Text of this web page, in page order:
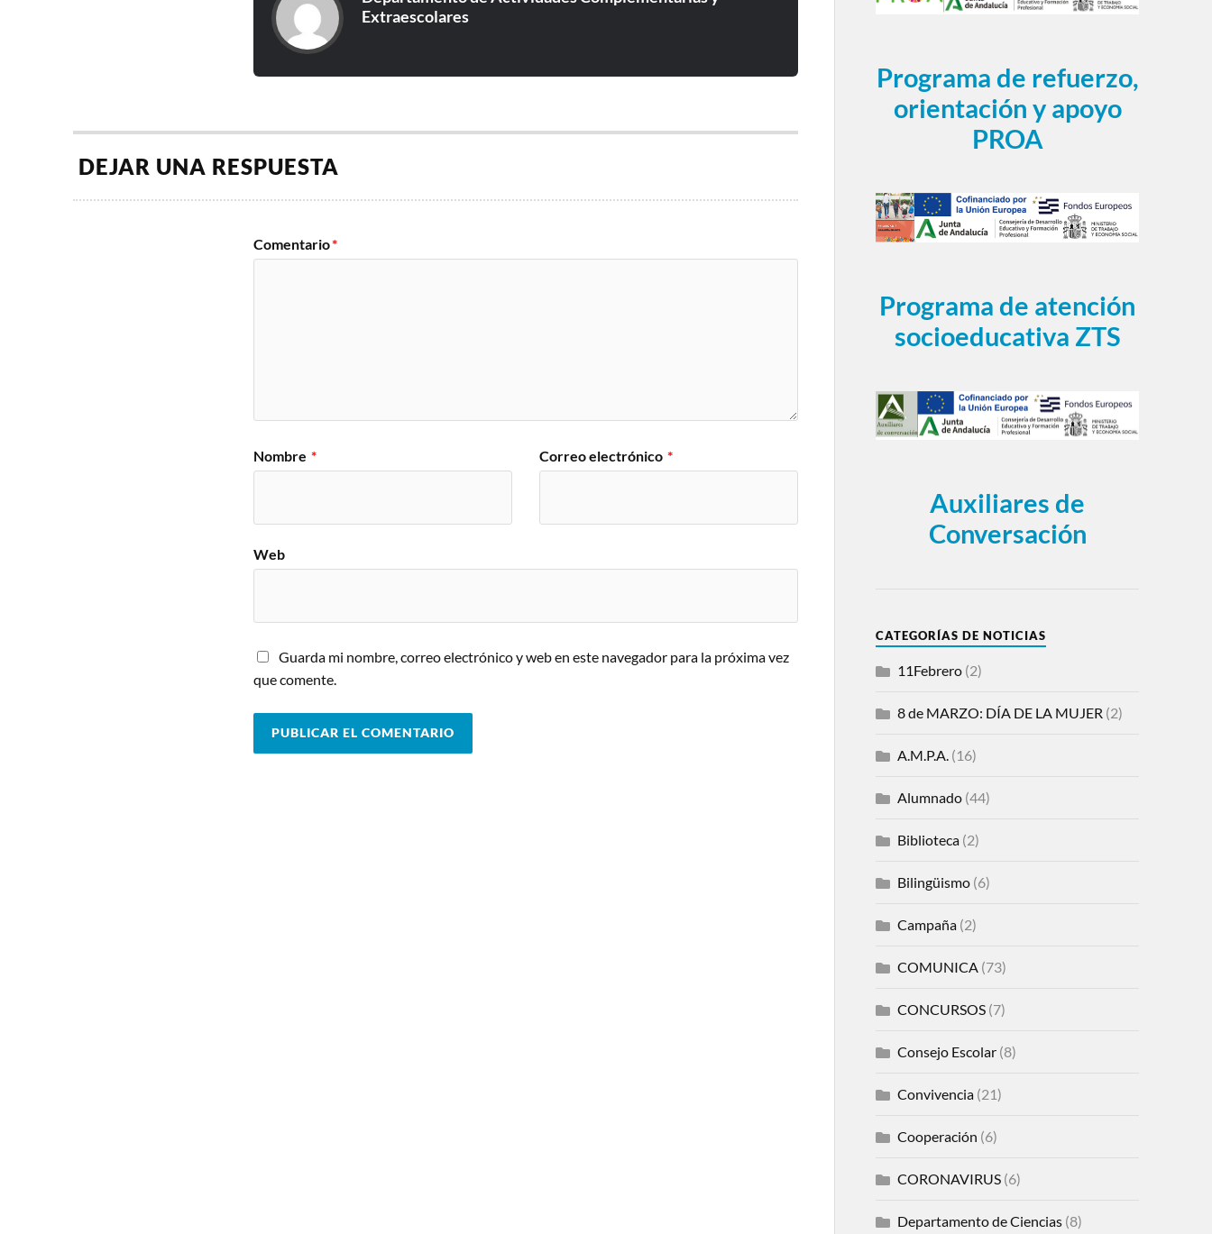
Extraescolares
DEJAR UNA RESPUESTA
Comentario*
Nombre * Correo electrónico *
Web
Guarda mi nombre, correo electrónico y web en este navegador para la próxima vez
que comente.
Programa de refuerzo,
orientación y apoyo
PROA
Programa de atención
socioeducativa ZTS
Auxiliares de
Conversación
CATEGORÍAS DE NOTICIAS
11Febrero(2)
8 de MARZO: DÍA DE LA MUJER (2)
A.M.P.A. (16)
Alumnado(44)
Biblioteca(2)
Bilingüismo(6)
Campaña(2)
COMUNICA (73)
CONCURSOS(7)
Consejo Escolar(8)
Convivencia(21)
Cooperación (6)
CORONAVIRUS(6)
Departamento de Ciencias(8)